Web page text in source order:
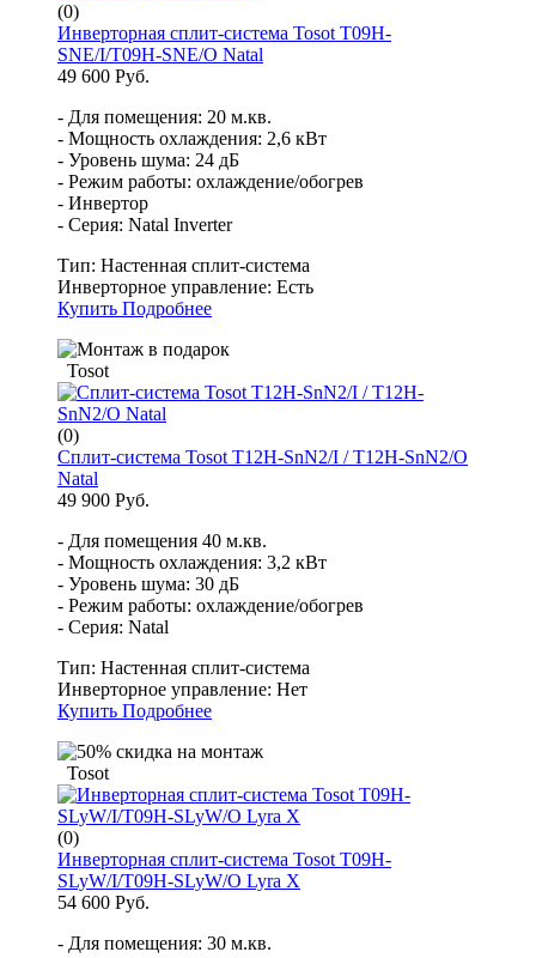
(0)
Инверторная сплит-система Tosot T09H-
SNE/I/T09H-SNE/O Natal
49 600 Руб.
- Для помещения: 20 м.кв.
- Мощность охлаждения: 2,6 кВт
- Уровень шума: 24 дБ
- Режим работы: охлаждение/обогрев
- Инвертор
- Серия: Natal Inverter
Тип: Настенная сплит-система
Инверторное управление: Есть
Купить Подробнее
Tosot
(0)
Сплит-система Tosot T12H-SnN2/I / T12H-SnN2/O
Natal
49 900 Руб.
- Для помещения 40 м.кв.
- Мощность охлаждения: 3,2 кВт
- Уровень шума: 30 дБ
- Режим работы: охлаждение/обогрев
- Серия: Natal
Тип: Настенная сплит-система
Инверторное управление: Нет
Купить Подробнее
Tosot
(0)
Инверторная сплит-система Tosot T09H-
SLyW/I/T09H-SLyW/O Lyra X
54 600 Руб.
- Для помещения: 30 м.кв.